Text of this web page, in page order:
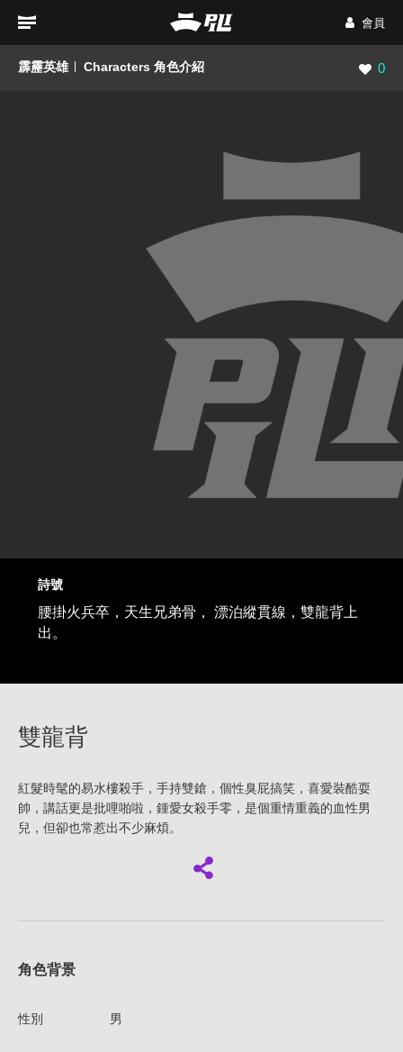
會員
霹靂英雄 Characters 角色介紹 瀏覽
0
詩號
腰掛火兵卒，天生兄弟骨， 漂泊縱貫線，雙龍背上
出。
雙龍背
紅髮時髦的易水樓殺手，手持雙鎗，個性臭屁搞笑，喜愛裝酷耍
帥，講話更是批哩啪啦，鍾愛女殺手零，是個重情重義的血性男
兒，但卻也常惹出不少麻煩。
角色背景
性別 男